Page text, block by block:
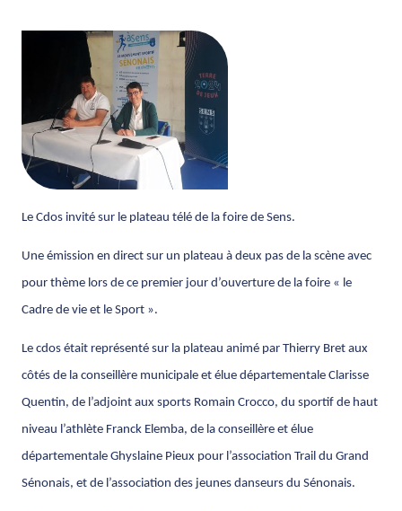
Le Cdos invité sur le plateau télé de la foire de Sens.
Une émission en direct sur un plateau à deux pas de la scène avec
pour thème lors de ce premier jour d’ouverture de la foire « le
Cadre de vie et le Sport ».
Le cdos était représenté sur la plateau animé par Thierry Bret aux
côtés de la conseillère municipale et élue départementale Clarisse
Quentin, de l’adjoint aux sports Romain Crocco, du sportif de haut
niveau l’athlète Franck Elemba, de la conseillère et élue
départementale Ghyslaine Pieux pour l’association Trail du Grand
Sénonais, et de l’association des jeunes danseurs du Sénonais.